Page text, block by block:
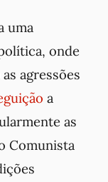
uma
onde
agressões
a
as
Comunista